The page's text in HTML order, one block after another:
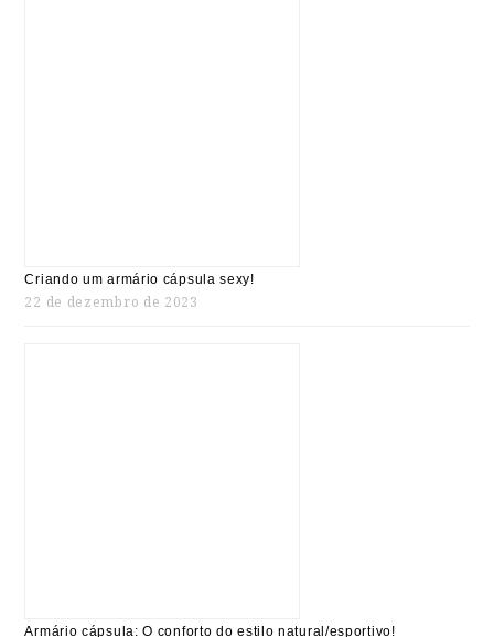
Criando um armário cápsula sexy!
22 de dezembro de 2023
Armário cápsula: O conforto do estilo natural/esportivo!